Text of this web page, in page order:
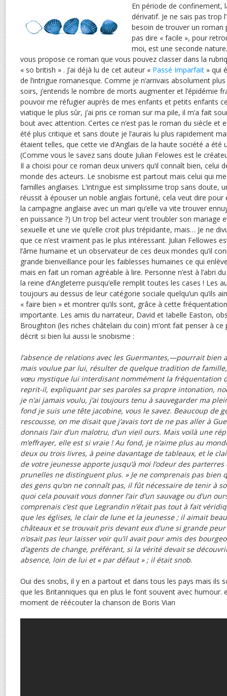
En période de confinement,
dérivatif. Je ne sais pas trop
besoin de trouver un roman
pas dire « facile », pour
moi, est une seconde
vous propose ce roman que vous pouvez classer dans la
« so british » . J’ai déjà lu de cet auteur « Passé Imparfait » qui
de l’intrigue romanesque. Comme je n’arrivais absolument
soirs, j’entends le nombre de morts augmenter et l’épidémie
pouvoir me réfugier auprès de mes enfants et petits enfants
viatique le plus sûr, j’ai pris ce roman sur ma pile, il m’a fait
bout avec attention. Certes ce n’est pas le roman du siècle et
été plus critique et sans doute je l’aurais lu plus rapidement
étaient telles, que cette vie d’Anglais de la haute société a été
(Comme vous le savez sans doute Julian Felowes est le
Il a choisi pour ce roman deux univers qu’il connaît bien, celui
monde des acteurs. Le snobisme est partout mais celui qui
familles anglaises. L’intrigue est simplissime trop sans doute,
réussit à épouser un noble anglais fortuné, cela veut dire
la campagne anglaise avec un mari qu’elle va vite trouver
en puissance ?) Un trop bel acteur vient troubler son mariage
sexuelle et une vie qu’elle croit plus trépidante, mais… Je ne
que ce n’est vraiment pas le plus intéressant. Julian Fellowes
l’âme humaine et un observateur de ces deux mondes qu’il
grande bienveillance pour les faiblesses humaines ce qui
mais en fait un roman agréable à lire. Personne n’est à l’abri
la reine d’Angleterre puisqu’elle remplit toutes les cases ! Les
toujours au dessus de leur catégorie sociale quelqu’un qu’ils
« faire bien » et montrer qu’ils sont, grâce à cette
importante. Les amis du narrateur, David et Iabelle Easton,
Broughton (les riches châtelain du coin) m’ont fait penser à ce
décrit si bien lui aussi le snobisme :
l’absence de relations avec les Guermantes,—pourrait bien
mais voulue par lui, résulter de quelque tradition de
vœu mystique lui interdisant nommément la fréquentation
reprit-il, expliquant par ses paroles sa propre intonation,
je n’ai jamais voulu, j’ai toujours tenu à sauvegarder ma
fond je suis une tête jacobine, vous le savez. Beaucoup de
rescousse, on me disait que j’avais tort de ne pas aller à
donnais l’air d’un malotru, d’un vieil ours. Mais voilà une
m’effrayer, elle est si vraie ! Au fond, je n’aime plus au
deux ou trois livres, à peine davantage de tableaux, et le
de votre jeunesse apporte jusqu’à moi l’odeur des
prunelles ne distinguent plus. » Je ne comprenais pas bien
des gens qu’on ne connaît pas, il fût nécessaire de tenir à
quoi cela pouvait vous donner l’air d’un sauvage ou d’un
comprenais c’est que Legrandin n’était pas tout à fait
que les églises, le clair de lune et la jeunesse ; il aimait
châteaux et se trouvait pris devant eux d’une si grande
n’osait pas leur laisser voir qu’il avait pour amis des
d’agents de change, préférant, si la vérité devait se
absence, loin de lui et « par défaut » ; il était snob.
Oui des snobs, il y en a partout et dans tous les pays mais ils
que les Britanniques qui en plus le font souvent avec humour.
moment de réécouter la chanson de Boris Vian